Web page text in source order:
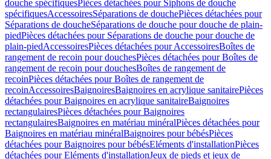
douche spécifiquesPièces détachées pour Siphons de douche
spécifiquesAccessoiresSéparations de douchePièces détachées pour
Séparations de doucheSéparations de douche pour douche de plain-
piedPièces détachées pour Séparations de douche pour douche de
plain-piedAccessoiresPièces détachées pour AccessoiresBoîtes de
rangement de recoin pour douchesPièces détachées pour Boîtes de
rangement de recoin pour douchesBoîtes de rangement de
recoinPièces détachées pour Boîtes de rangement de
recoinAccessoiresBaignoiresBaignoires en acrylique sanitairePièces
détachées pour Baignoires en acrylique sanitaireBaignoires
rectangulairesPièces détachées pour Baignoires
rectangulairesBaignoires en matériau minéralPièces détachées pour
Baignoires en matériau minéralBaignoires pour bébésPièces
détachées pour Baignoires pour bébésEléments d'installationPièces
détachées pour Eléments d'installationJeux de pieds et jeux de